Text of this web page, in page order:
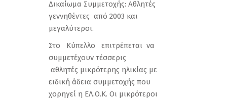
Δικαίωμα Συμμετοχής: Αθλητές
γεννηθέντες από 2003 και
μεγαλύτεροι.
Στο Κύπελλο επιτρέπεται να
συμμετέχουν τέσσερις
αθλητές μικρότερης ηλικίας με
ειδική άδεια συμμετοχής που
χορηγεί η ΕΛ.Ο.Κ. Οι μικρότεροι